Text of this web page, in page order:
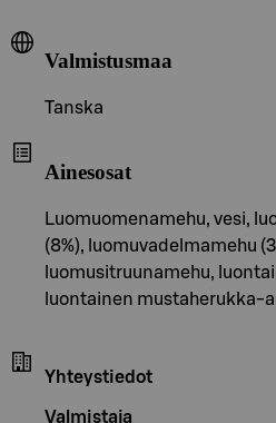
Valmistusmaa
Tanska
Ainesosat
Luomuomenamehu, vesi,
(8%), luomuvadelmamehu
luomusitruunamehu,
luontainen mustaherukka-
Yhteystiedot
Valmistaja